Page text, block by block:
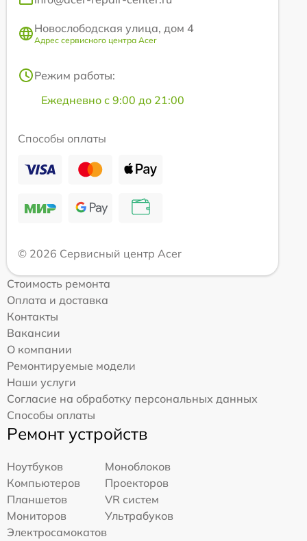
Новослободская улица, дом 4
Адрес сервисного центра Acer
Режим работы:
Ежедневно с 9:00 до 21:00
Способы оплаты
© 2026 Сервисный центр Acer
Стоимость ремонта
Оплата и доставка
Контакты
Вакансии
О компании
Ремонтируемые модели
Наши услуги
Согласие на обработку персональных данных
Способы оплаты
Ремонт устройств
Ноутбуков
Моноблоков
Компьютеров
Проекторов
Планшетов
VR систем
Мониторов
Ультрабуков
Электросамокатов